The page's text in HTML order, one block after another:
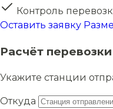
Контроль
Оставить заявку
Расчёт перевозки
Укажите станции
Откуда